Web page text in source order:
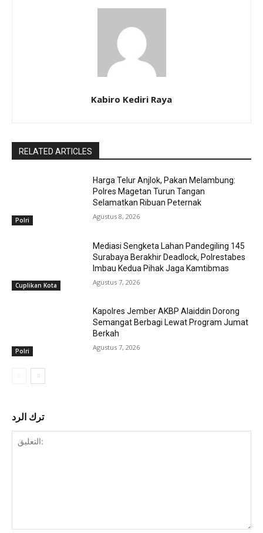
Kabiro Kediri Raya
RELATED ARTICLES
Polri
Harga Telur Anjlok, Pakan Melambung:
Polres Magetan Turun Tangan
Selamatkan Ribuan Peternak
Agustus 8, 2026
Cuplikan Kota
Mediasi Sengketa Lahan Pandegiling 145
Surabaya Berakhir Deadlock, Polrestabes
Imbau Kedua Pihak Jaga Kamtibmas
Agustus 7, 2026
Polri
Kapolres Jember AKBP Alaiddin Dorong
Semangat Berbagi Lewat Program Jumat
Berkah
Agustus 7, 2026
ترك الرد